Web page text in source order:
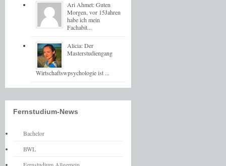
Ari Ahmet: Guten
Morgen, vor 15Jahren
habe ich mein
Fachabit...
Alicia: Der
Masterstudiengang
Wirtschaftswpsychologie ist ...
Fernstudium-News
Bachelor
BWL